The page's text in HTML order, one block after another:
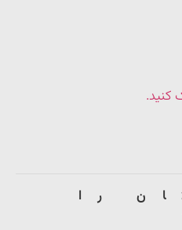
کنید.
را